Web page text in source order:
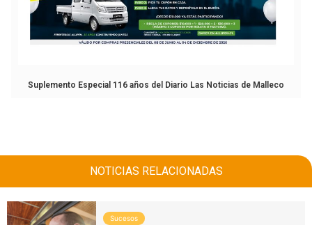
Suplemento Especial 116 años del Diario Las Noticias de Malleco
NOTICIAS RELACIONADAS
Sucesos